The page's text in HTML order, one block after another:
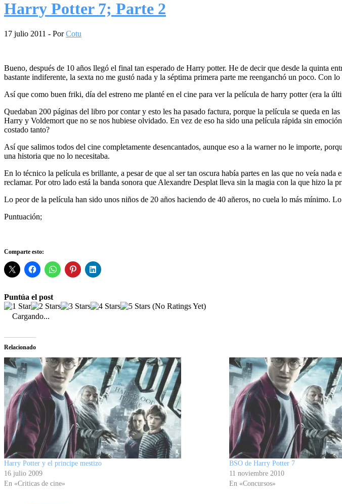
Harry Potter 7; Parte 2
17 julio 2011 - PorCotu
Bueno, después de 10 años llegó el final tan esperado de Harry potter. He de decir que desde la quinta
bastante indiferente, la sexta no me gustó nada y la séptima primera parte me reenganchó un poco.
Así que como buen friki, día del estreno me planté en el cine para ver la película de harry potter (era la
Quedaban 200 páginas del libro por contar y esto les ha pasado factura, porque la película se queda en
Harry y Voldemort que no se nos hubiese olvidado. En vez de eso ha sido una película rápida sin
costado tanto?
Así que salimos todos del cine completamente desencantados, aunque eso a la warner no le importe,
una historia que no lo necesitaba.
En lo técnico la película es brillante, a pesar de que al ser tan oscura había partes en las que no veía
reclamar. Por otro lado está la banda sonora que Alexandre Desplat lleva sin la magia con la que hizo la
Lo peor de la película han sido unos niños de 20 años haciendo de 40 añeros, no cuela lo más mínimo.
Puntuación;
Comparte esto:
Puntúa el post
(No Ratings Yet)
Cargando...
Relacionado
Harry Potter y el principe mestizo
16 julio 2009
En «Criticas de cine»
BSO de Harry Potter 7
11 noviembre 2010
En «Concursos»